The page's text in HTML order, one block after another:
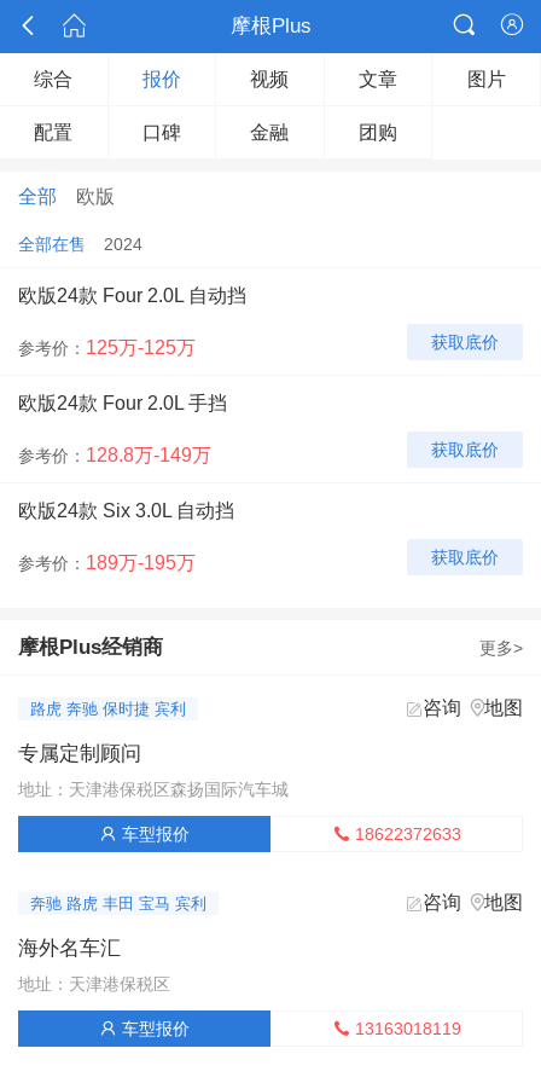
  摩根Plus 

综合 报价 视频 文章 图片
配置 口碑 金融 团购
全部 欧版
全部在售 2024
欧版24款 Four 2.0L 自动挡
参考价： 125万-125万 获取底价
欧版24款 Four 2.0L 手挡
参考价： 128.8万-149万 获取底价
欧版24款 Six 3.0L 自动挡
参考价： 189万-195万 获取底价
摩根Plus经销商 更多>
路虎 奔驰 保时捷 宾利 咨询 地图
专属定制顾问
地址：天津港保税区森扬国际汽车城
 车型报价  18622372633
奔驰 路虎 丰田 宝马 宾利 咨询 地图
海外名车汇
地址：天津港保税区
 车型报价  13163018119